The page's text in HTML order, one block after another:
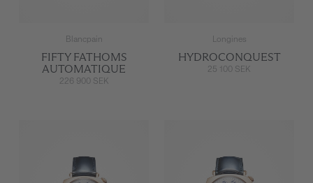
Blancpain
FIFTY FATHOMS
AUTOMATIQUE
226 900 SEK
Longines
HYDROCONQUEST
25 100 SEK